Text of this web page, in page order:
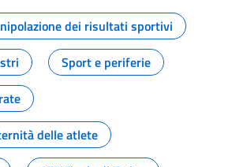
dei risultati sportivi
Sport e periferie
delle atlete